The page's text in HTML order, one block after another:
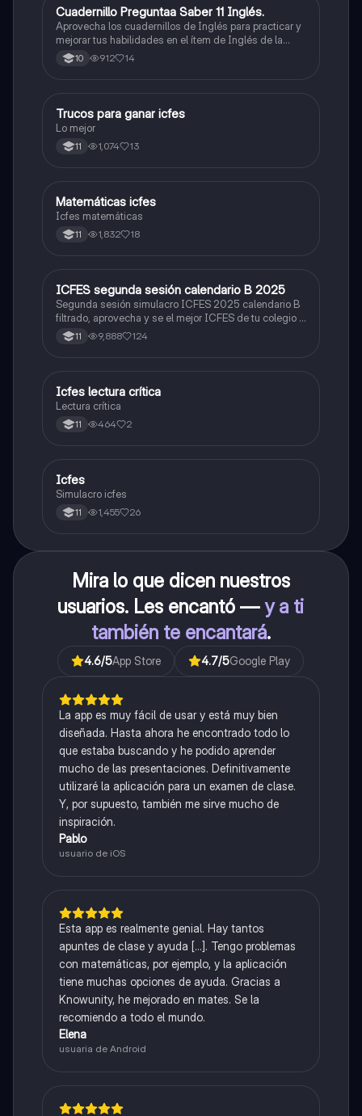
ICFES: Inglés
Cuadernillo Preguntaa Saber 11 Inglés.
Aprovecha los cuadernillos de Inglés para practicar y
mejorar tus habilidades en el ítem de Inglés de la
Prueba Saber 11. 🫡
10 912 14
Química
Trucos para ganar icfes
Lo mejor
11 1,074 13
ICFES: Matemáticas
Matemáticas icfes
Icfes matemáticas
11 1,832 18
ICFES: Lectura Crítica
ICFES segunda sesión calendario B 2025
Segunda sesión simulacro ICFES 2025 calendario B
filtrado, aprovecha y se el mejor ICFES de tu colegio y
poder ingresar a universidad, y estudiar aquella
carrera con la que tanto sueñas.
11 9,888 124
Lengua Castellana
Icfes lectura crítica
Lectura crítica
11 464 2
ICFES: Sociales y Ciudadanas
Icfes
Simulacro icfes
11 1,455 26
Mira lo que dicen nuestros
usuarios. Les encantó —y a ti
también te encantará.
4.6/5App Store 4.7/5Google Play
La app es muy fácil de usar y está muy bien
diseñada. Hasta ahora he encontrado todo lo
que estaba buscando y he podido aprender
mucho de las presentaciones. Definitivamente
utilizaré la aplicación para un examen de clase.
Y, por supuesto, también me sirve mucho de
inspiración.
Pablo
usuario de iOS
Esta app es realmente genial. Hay tantos
apuntes de clase y ayuda [...]. Tengo problemas
con matemáticas, por ejemplo, y la aplicación
tiene muchas opciones de ayuda. Gracias a
Knowunity, he mejorado en mates. Se la
recomiendo a todo el mundo.
Elena
usuaria de Android